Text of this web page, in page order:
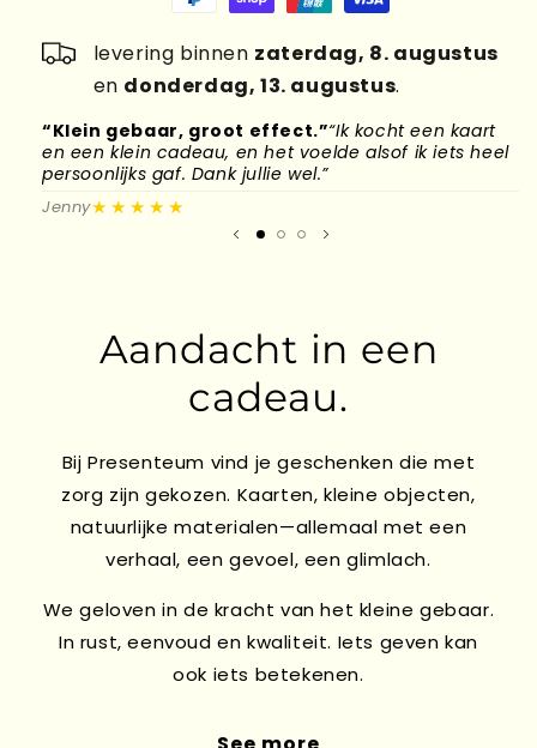
levering binnen zaterdag, 8. augustus
en donderdag, 13. augustus.
“Klein gebaar, groot effect.”“Ik kocht een kaart
en een klein cadeau, en het voelde alsof ik iets heel
persoonlijks gaf. Dank jullie wel.”
Jenny★★★★★
Aandacht in een
cadeau.
Bij Presenteum vind je geschenken die met
zorg zijn gekozen. Kaarten, kleine objecten,
natuurlijke materialen—allemaal met een
verhaal, een gevoel, een glimlach.
We geloven in de kracht van het kleine gebaar.
In rust, eenvoud en kwaliteit. Iets geven kan
ook iets betekenen.